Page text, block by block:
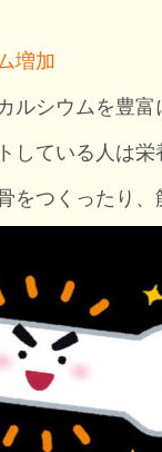
増加
ルシウムを豊富
している人は栄
をつくったり